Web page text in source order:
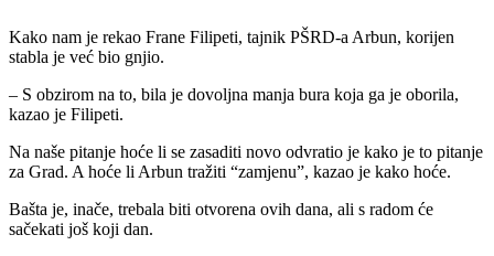
Kako nam je rekao Frane Filipeti, tajnik PŠRD-a Arbun, korijen
stabla je već bio gnjio.
– S obzirom na to, bila je dovoljna manja bura koja ga je oborila,
kazao je Filipeti.
Na naše pitanje hoće li se zasaditi novo odvratio je kako je to pitanje
za Grad. A hoće li Arbun tražiti “zamjenu”, kazao je kako hoće.
Bašta je, inače, trebala biti otvorena ovih dana, ali s radom će
sačekati još koji dan.